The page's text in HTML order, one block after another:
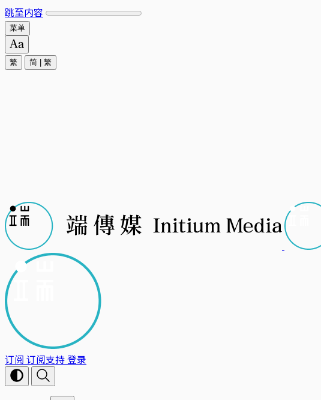
跳至内容
菜单
繁 简 繁
订阅 订阅支持登录